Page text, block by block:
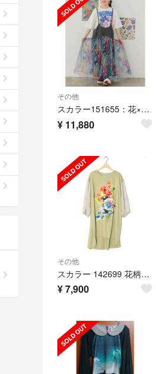
その他
スカラー151655：花×ヒョウパッチワーク柄 デニム切替ワンピース
¥ 11,880
その他
スカラー 142699 花柄シフォンドットジャガード切替ワンピース
¥7,900